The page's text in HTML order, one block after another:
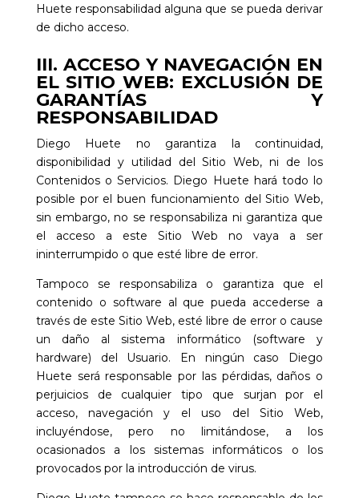
Huete responsabilidad alguna que se pueda derivar
de dicho acceso.
III. ACCESO Y NAVEGACIÓN EN
EL SITIO WEB: EXCLUSIÓN DE
GARANTÍAS Y
RESPONSABILIDAD
Diego Huete no garantiza la continuidad,
disponibilidad y utilidad del Sitio Web, ni de los
Contenidos o Servicios. Diego Huete hará todo lo
posible por el buen funcionamiento del Sitio Web,
sin embargo, no se responsabiliza ni garantiza que
el acceso a este Sitio Web no vaya a ser
ininterrumpido o que esté libre de error.
Tampoco se responsabiliza o garantiza que el
contenido o software al que pueda accederse a
través de este Sitio Web, esté libre de error o cause
un daño al sistema informático (software y
hardware) del Usuario. En ningún caso Diego
Huete será responsable por las pérdidas, daños o
perjuicios de cualquier tipo que surjan por el
acceso, navegación y el uso del Sitio Web,
incluyéndose, pero no limitándose, a los
ocasionados a los sistemas informáticos o los
provocados por la introducción de virus.